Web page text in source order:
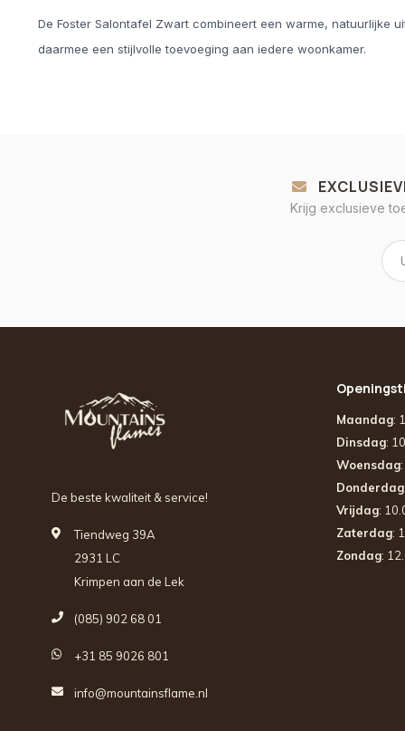
De Foster Salontafel Zwart combineert een warme, natuurlijke
daarmee een stijlvolle toevoeging aan iedere woonkamer.
Krijg exclusieve
De beste kwaliteit & service!
Tiendweg 39A
2931 LC
Krimpen aan de Lek
(085) 902 68 01
+31 85 9026 801
info@mountainsflame.nl
Maandag:
Dinsdag:
Woensdag
Donderdag
Vrijdag:
Zaterdag:
Zondag: